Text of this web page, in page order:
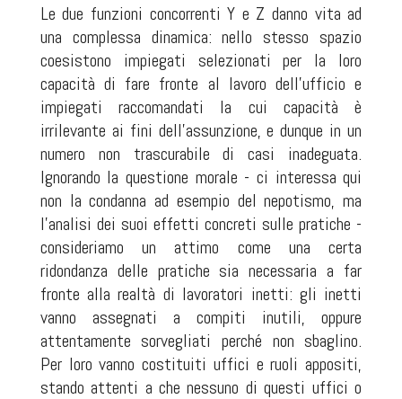
Le due funzioni concorrenti Y e Z danno vita ad
una complessa dinamica: nello stesso spazio
coesistono impiegati selezionati per la loro
capacità di fare fronte al lavoro dell'ufficio e
impiegati raccomandati la cui capacità è
irrilevante ai fini dell'assunzione, e dunque in un
numero non trascurabile di casi inadeguata.
Ignorando la questione morale - ci interessa qui
non la condanna ad esempio del nepotismo, ma
l'analisi dei suoi effetti concreti sulle pratiche -
consideriamo un attimo come una certa
ridondanza delle pratiche sia necessaria a far
fronte alla realtà di lavoratori inetti: gli inetti
vanno assegnati a compiti inutili, oppure
attentamente sorvegliati perché non sbaglino.
Per loro vanno costituiti uffici e ruoli appositi,
stando attenti a che nessuno di questi uffici o